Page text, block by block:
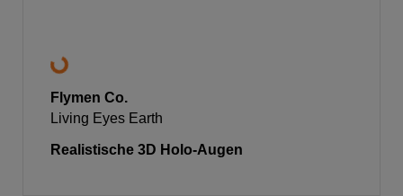
Flymen Co.
Living Eyes Earth
Realistische 3D Holo-Augen